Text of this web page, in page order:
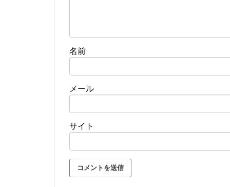
名前
メール
サイト